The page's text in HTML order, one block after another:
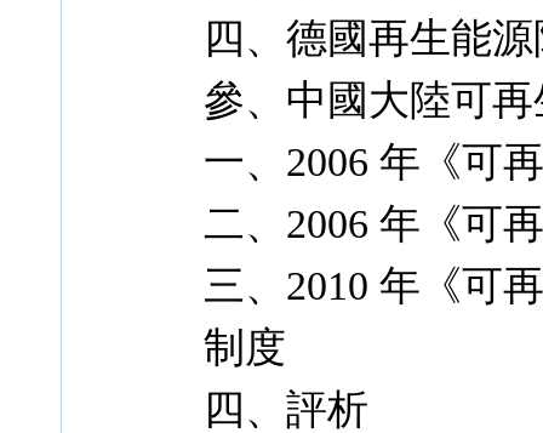
四、德國再生能
參、中國大陸可
一、2006 年《可
二、2006 年《可
三、2010 年《可
制度
四、評析